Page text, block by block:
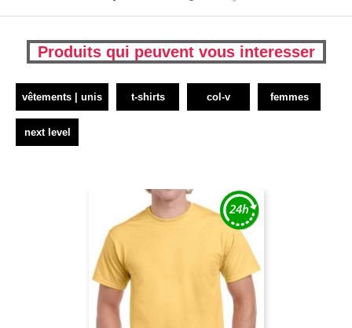
Produits qui peuvent vous interesser
vêtements | unis t-shirts col-v femmes
next level